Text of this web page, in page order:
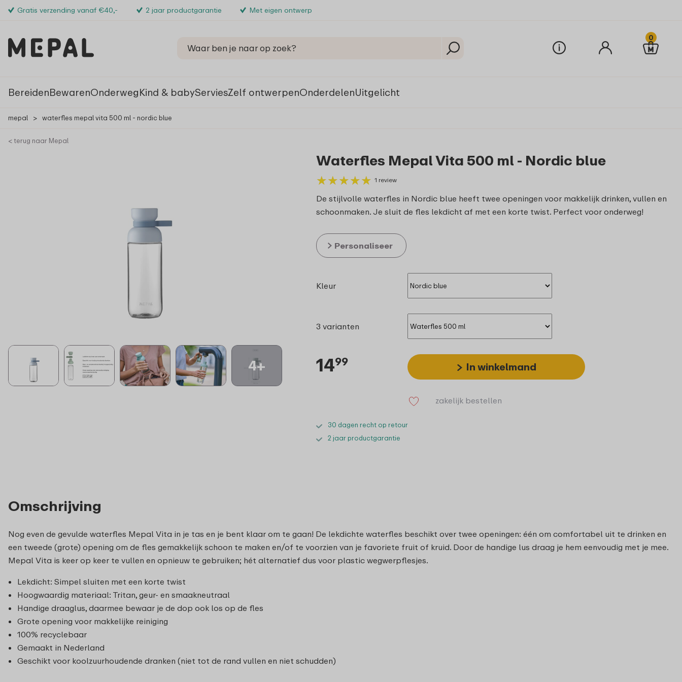
Gratis verzending vanaf €40,- 2 jaar productgarantie Met eigen ontwerp
0
BereidenBewarenOnderwegKind & babyServiesZelf ontwerpenOnderdelenUitgelicht
mepal > waterfles mepal vita 500 ml - nordic blue
< terug naar Mepal
4+
Waterfles Mepal Vita 500 ml - Nordic blue
★★★★★
★★★★★ 1 review
De stijlvolle waterfles in Nordic blue heeft twee openingen voor makkelijk drinken, vullen en
schoonmaken. Je sluit de fles lekdicht af met een korte twist. Perfect voor onderweg!
Personaliseer
Kleur
3 varianten
1499 In winkelmand
zakelijk bestellen
30 dagen recht op retour
2 jaar productgarantie
Omschrijving
Nog even de gevulde waterfles Mepal Vita in je tas en je bent klaar om te gaan! De lekdichte waterfles beschikt over twee openingen: één om comfortabel uit te drinken en
een tweede (grote) opening om de fles gemakkelijk schoon te maken en/of te voorzien van je favoriete fruit of kruid. Door de handige lus draag je hem eenvoudig met je mee.
Mepal Vita is keer op keer te vullen en opnieuw te gebruiken; hét alternatief dus voor plastic wegwerpflesjes.
Lekdicht: Simpel sluiten met een korte twist
Hoogwaardig materiaal: Tritan, geur- en smaakneutraal
Handige draaglus, daarmee bewaar je de dop ook los op de fles
Grote opening voor makkelijke reiniging
100% recyclebaar
Gemaakt in Nederland
Geschikt voor koolzuurhoudende dranken (niet tot de rand vullen en niet schudden)